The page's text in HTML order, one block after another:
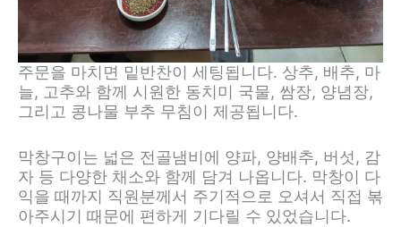
주문을 마치면 밑반찬이 세팅됩니다. 상추, 배추, 마
늘, 고추와 함께 시원한 동치미 국물, 쌈장, 양념장,
그리고 콩나물 부추 무침이 제공됩니다.
막창구이는 넓은 전골냄비에 양파, 양배추, 버섯, 감
자 등 다양한 채소와 함께 담겨 나옵니다. 막창이 다
익을 때까지 직원분께서 주기적으로 오셔서 직접 볶
아주시기 때문에 편하게 기다릴 수 있었습니다.